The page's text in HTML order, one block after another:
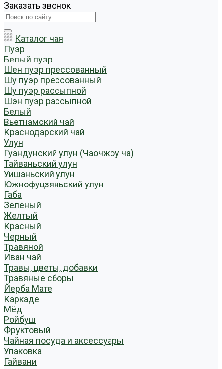
Заказать звонок
Каталог чая
Пуэр
Белый пуэр
Шен пуэр прессованный
Шу пуэр прессованный
Шу пуэр рассыпной
Шэн пуэр рассыпной
Белый
Вьетнамский чай
Краснодарский чай
Улун
Гуандунский улун (Чаочжоу ча)
Тайваньский улун
Уишаньский улун
Южнофуцзяньский улун
Габа
Зеленый
Желтый
Красный
Черный
Травяной
Иван чай
Травы, цветы, добавки
Травяные сборы
Йерба Мате
Каркаде
Мёд
Ройбуш
Фруктовый
Чайная посуда и аксессуары
Упаковка
Гайвани